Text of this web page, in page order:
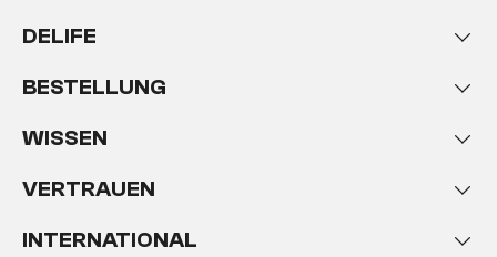
DELIFE
BESTELLUNG
WISSEN
VERTRAUEN
INTERNATIONAL